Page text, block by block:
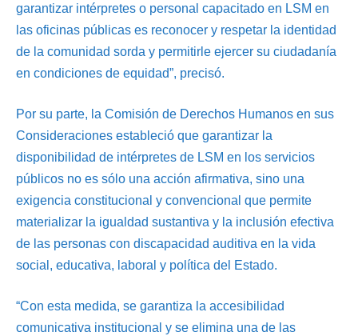
garantizar intérpretes o personal capacitado en LSM en
las oficinas públicas es reconocer y respetar la identidad
de la comunidad sorda y permitirle ejercer su ciudadanía
en condiciones de equidad”, precisó.
Por su parte, la Comisión de Derechos Humanos en sus
Consideraciones estableció que garantizar la
disponibilidad de intérpretes de LSM en los servicios
públicos no es sólo una acción afirmativa, sino una
exigencia constitucional y convencional que permite
materializar la igualdad sustantiva y la inclusión efectiva
de las personas con discapacidad auditiva en la vida
social, educativa, laboral y política del Estado.
“Con esta medida, se garantiza la accesibilidad
comunicativa institucional y se elimina una de las